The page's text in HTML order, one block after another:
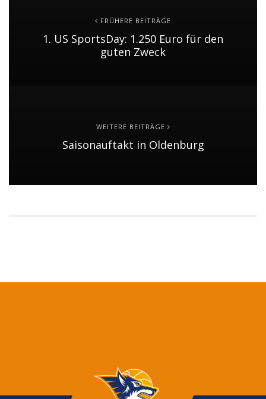
FRÜHERE BEITRÄGE
1. US SportsDay: 1.250 Euro für den
guten Zweck
WEITERE BEITRÄGE
Saisonauftakt in Oldenburg